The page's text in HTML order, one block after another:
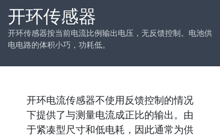
开环传感器
开环传感器按当前电流比例输出电压，无反馈控制。电池供
电电路的体积小巧，功耗低。
开环电流传感器不使用反馈控制的情况
下提供了与测量电流成正比的输出。由
于紧凑型尺寸和低电耗，因此通常为供